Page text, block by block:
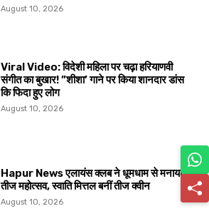
August 10, 2026
Viral Video: विदेशी महिला पर चढ़ा हरियाणवी
संगीत का बुखार! ”शीशा’ गाने पर किया शानदार डांस
कि फिदा हुए लोग
August 10, 2026
Hapur News एलायंस क्लब ने धूमधाम से मनाया
तीज महोत्सव, स्वाति मित्तल बनीं तीज क्वीन
August 10, 2026